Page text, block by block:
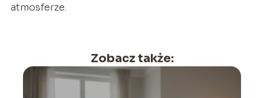
atmosferze.
Zobacz także: